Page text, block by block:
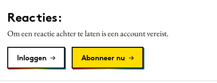
Reacties:
Om een reactie achter te laten is een account vereist.
Inloggen Abonneer nu